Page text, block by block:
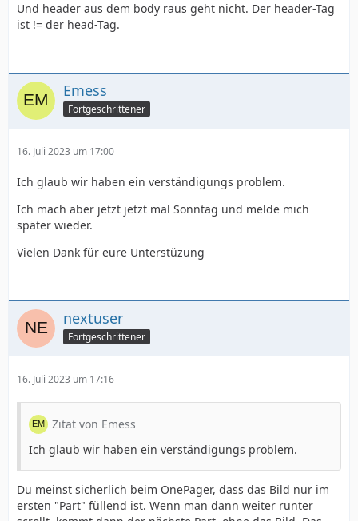
Und header aus dem body raus geht nicht. Der header-Tag
ist != der head-Tag.
Emess
Fortgeschrittener
16. Juli 2023 um 17:00
Ich glaub wir haben ein verständigungs problem.
Ich mach aber jetzt jetzt mal Sonntag und melde mich
später wieder.
Vielen Dank für eure Unterstüzung
nextuser
Fortgeschrittener
16. Juli 2023 um 17:16
Zitat von Emess
Ich glaub wir haben ein verständigungs problem.
Du meinst sicherlich beim OnePager, dass das Bild nur im
ersten "Part" füllend ist. Wenn man dann weiter runter